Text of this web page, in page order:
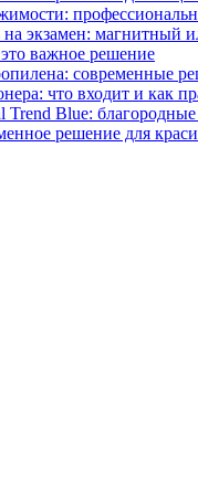
экзамен: магнитный
важное решение
современные
что входит и как
Trend Blue:
решение для